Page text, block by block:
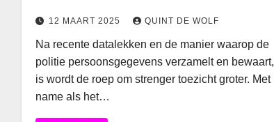
12 MAART 2025 QUINT DE WOLF
Na recente datalekken en de manier waarop de
politie persoonsgegevens verzamelt en bewaart,
is wordt de roep om strenger toezicht groter. Met
name als het…